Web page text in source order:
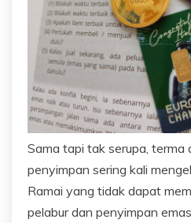
Sama tapi tak serupa, terma
penyimpan sering kali
Ramai yang tidak dapat
pelabur dan penyimpan emas.